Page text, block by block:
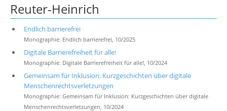
Reuter-Heinrich
Endlich barrierefrei
Monographie: Endlich barrierefrei, 10/2025
Digitale Barrierefreiheit für alle!
Monographie: Digitale Barrierefreiheit für alle!, 10/2024
Gemeinsam für Inklusion: Kurzgeschichten über digitale
Menschenrechtsverletzungen
Monographie: Gemeinsam für Inklusion: Kurzgeschichten über digitale
Menschenrechtsverletzungen, 10/2024